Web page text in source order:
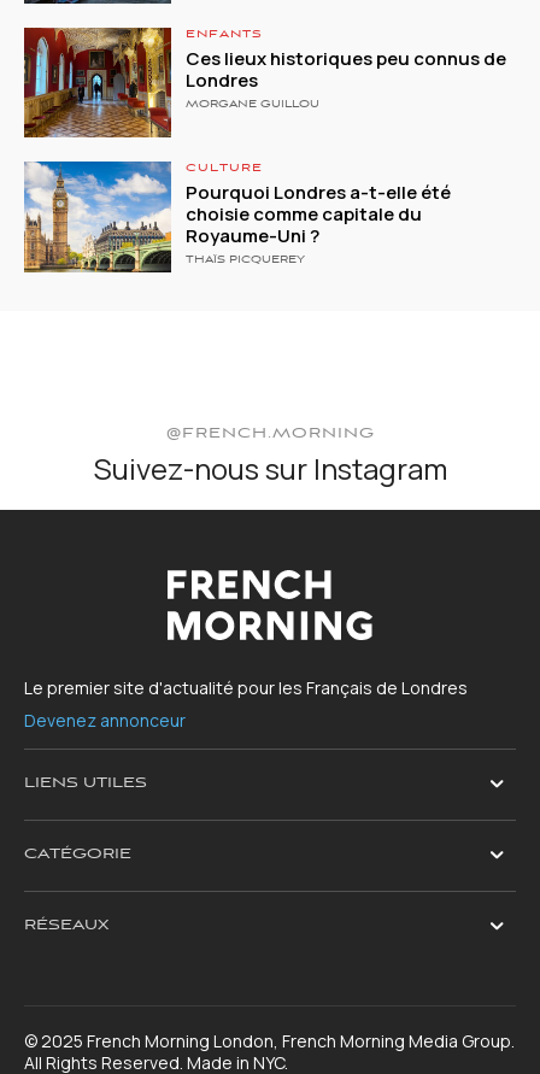
ENFANTS
Ces lieux historiques peu connus de
Londres
MORGANE GUILLOU
CULTURE
Pourquoi Londres a-t-elle été
choisie comme capitale du
Royaume-Uni ?
THAÏS PICQUEREY
@FRENCH.MORNING
Suivez-nous sur Instagram
Le premier site d'actualité pour les Français de Londres
Devenez annonceur
LIENS UTILES
CATÉGORIE
RÉSEAUX
© 2025 French Morning London, French Morning Media Group.
All Rights Reserved. Made in NYC.